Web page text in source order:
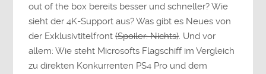
out of the box bereits besser und schneller? Wie
sieht der 4K-Support aus? Was gibt es Neues von
der Exklusivtitelfront(Spoiler: Nichts). Und vor
allem: Wie steht Microsofts Flagschiff im Vergleich
zu direkten Konkurrenten PS4 Pro und dem